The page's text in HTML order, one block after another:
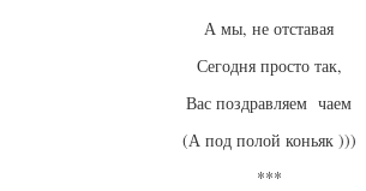
А мы, не отставая
Сегодня просто так,
Вас поздравляем чаем
(А под полой коньяк )))
***